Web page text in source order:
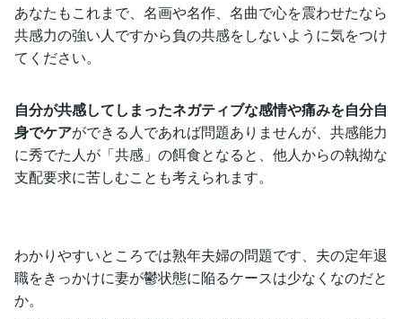
あなたもこれまで、名画や名作、名曲で心を震わせたなら
共感力の強い人ですから負の共感をしないように気をつけ
てください。
自分が共感してしまったネガティブな感情や痛みを自分自
身でケアができる人であれば問題ありませんが、共感能力
に秀でた人が「共感」の餌食となると、他人からの執拗な
支配要求に苦しむことも考えられます。
わかりやすいところでは熟年夫婦の問題です、夫の定年退
職をきっかけに妻が鬱状態に陥るケースは少なくなのだと
か。